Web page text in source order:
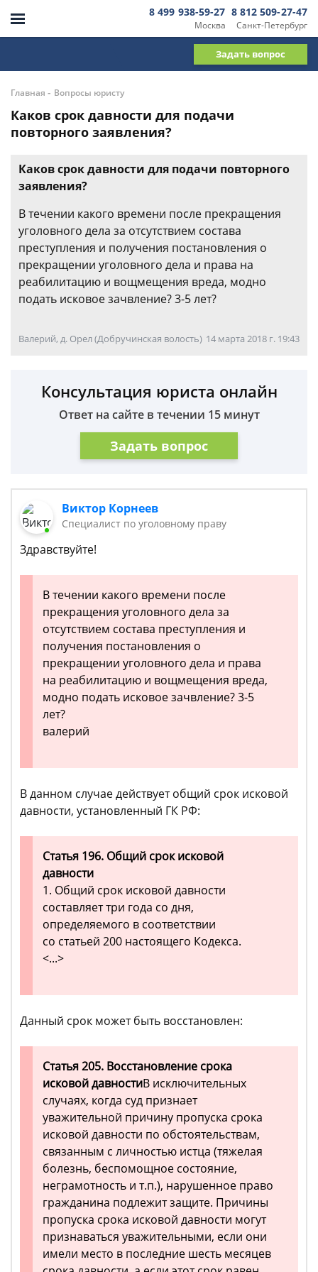
Москва
8 499 938-59-27
Санкт-Петербург
8 812 509-27-47
Задать вопрос
Главная - Вопросы юристу
Каков срок давности для подачи
повторного заявления?
Каков срок давности для подачи повторного
заявления?
В течении какого времени после прекращения
уголовного дела за отсутствием состава
преступления и получения постановления о
прекращении уголовного дела и права на
реабилитацию и вощмещения вреда, модно
подать исковое зачвление? 3-5 лет?
Валерий, д. Орел (Добручинская волость) 14 марта 2018 г. 19:43
Консультация юриста онлайн
Ответ на сайте в течении 15 минут
Задать вопрос
Виктор Корнеев
Cпециалист по уголовному праву
Здравствуйте!
В течении какого времени после
прекращения уголовного дела за
отсутствием состава преступления и
получения постановления о
прекращении уголовного дела и права
на реабилитацию и вощмещения вреда,
модно подать исковое зачвление? 3-5
лет?
валерий
В данном случае действует общий срок исковой
давности, установленный ГК РФ:
Статья 196. Общий срок исковой
давности
1. Общий срок исковой давности
составляет три года со дня,
определяемого в соответствии
со статьей 200 настоящего Кодекса.
<...>
Данный срок может быть восстановлен:
Статья 205. Восстановление срока
исковой давностиВ исключительных
случаях, когда суд признает
уважительной причину пропуска срока
исковой давности по обстоятельствам,
связанным с личностью истца (тяжелая
болезнь, беспомощное состояние,
неграмотность и т.п.), нарушенное право
гражданина подлежит защите. Причины
пропуска срока исковой давности могут
признаваться уважительными, если они
имели место в последние шесть месяцев